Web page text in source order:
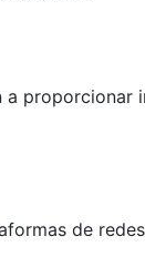
proporcionar
de